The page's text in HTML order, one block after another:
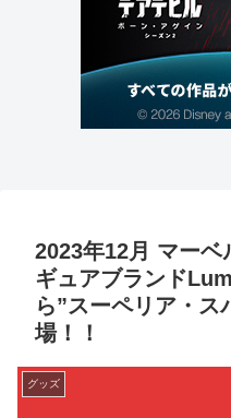
2023年12月 マーベ
ギュアブランド
ら”スーペリア・ス
場！！
グッズ